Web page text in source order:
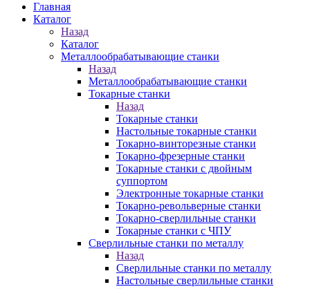
Главная
Каталог
Назад
Каталог
Металлообрабатывающие станки
Назад
Металлообрабатывающие станки
Токарные станки
Назад
Токарные станки
Настольные токарные станки
Токарно-винторезные станки
Токарно-фрезерные станки
Токарные станки с двойным
суппортом
Электронные токарные станки
Токарно-револьверные станки
Токарно-сверлильные станки
Токарные станки с ЧПУ
Сверлильные станки по металлу
Назад
Сверлильные станки по металлу
Настольные сверлильные станки